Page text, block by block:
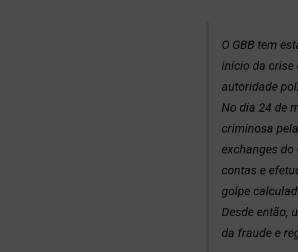
O GBB tem
início da crise
autoridade
No dia 24 de
criminosa
exchanges
contas e
golpe
Desde então,
da fraude e